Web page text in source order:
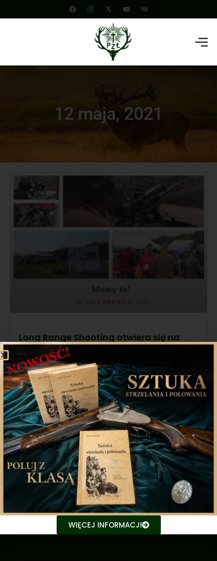
12 maja, 2021
Long Range Shooting otwiera się na
myśliwych. Powstała dedykowana
konkurencja!
Zapraszamy myśliwych, którym nie obcy jest long
shoot do Zielonki
12 maja 2021
Zarząd Główny
Polski Związek Łowiecki
Nowy Świat 35, 00-029 Warszawa
e-mail: pzlow@pzlow.pl
NIP: 526 030 04 63WIĘCEJ INFORMACJI